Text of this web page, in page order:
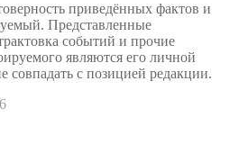
приведённых фактов и
Представленные
событий и прочие
являются его личной
совпадать с позицией редакции.